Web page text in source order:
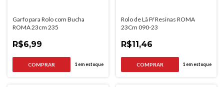
Garfo para Rolo com Bucha
ROMA 23cm 235
R$6,99
1 em estoque
Rolo de Lã P/ Resinas ROMA
23Cm 090-23
R$11,46
1 em estoque